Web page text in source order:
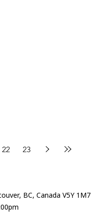
22 23
BC, Canada V5Y 1M7